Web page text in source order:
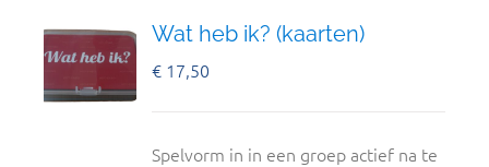
Wat heb ik? (kaarten)
€ 17,50
Spelvorm in in een groep actief na te